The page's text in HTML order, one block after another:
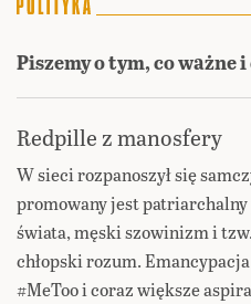
Piszemy o tym, co ważne
Redpille z manosfery
W sieci rozpanoszył się
promowany jest
świata, męski szowinizm i
chłopski rozum.
#MeToo i coraz większe